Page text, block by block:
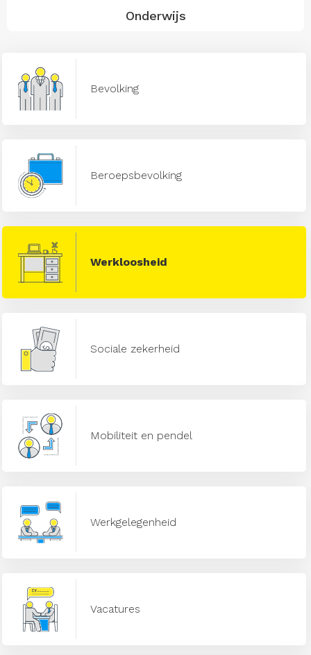
Onderwijs
Bevolking
Beroepsbevolking
Werkloosheid
Sociale zekerheid
Mobiliteit en pendel
Werkgelegenheid
Vacatures